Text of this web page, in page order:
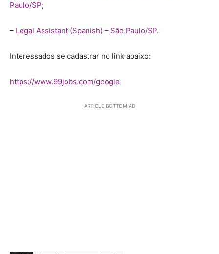
Paulo/SP;
– Legal Assistant (Spanish) – São Paulo/SP.
Interessados se cadastrar no link abaixo:
https://www.99jobs.com/google
ARTICLE BOTTOM AD